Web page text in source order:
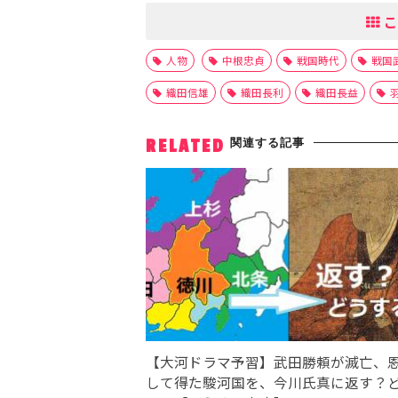
人物 中根忠貞 戦国時代 戦国
織田信雄 織田長利 織田長益
RELATED 関連する記事
【大河ドラマ予習】武田勝頼が滅亡、
して得た駿河国を、今川氏真に返す？